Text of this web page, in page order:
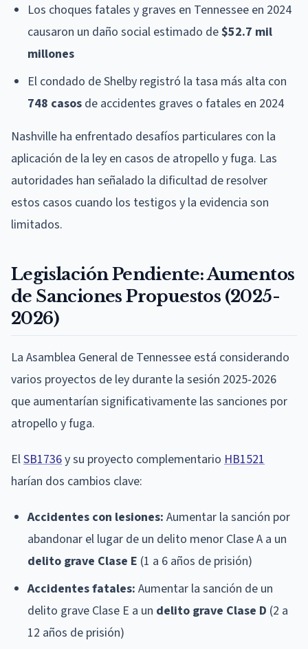
Los choques fatales y graves en Tennessee en 2024
causaron un daño social estimado de$52.7 mil
millones
El condado de Shelby registró la tasa más alta con
748 casos de accidentes graves o fatales en 2024
Nashville ha enfrentado desafíos particulares con la
aplicación de la ley en casos de atropello y fuga. Las
autoridades han señalado la dificultad de resolver
estos casos cuando los testigos y la evidencia son
limitados.
Legislación Pendiente: Aumentos
de Sanciones Propuestos (2025-
2026)
La Asamblea General de Tennessee está considerando
varios proyectos de ley durante la sesión 2025-2026
que aumentarían significativamente las sanciones por
atropello y fuga.
ElSB1736y su proyecto complementario HB1521
harían dos cambios clave:
Accidentes con lesiones: Aumentar la sanción por
abandonar el lugar de un delito menor Clase A a un
delito grave Clase E (1 a 6 años de prisión)
Accidentes fatales: Aumentar la sanción de un
delito grave Clase E a un delito grave Clase D (2 a
12 años de prisión)